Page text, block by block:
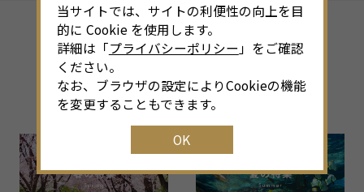
その他のシーズン特集
Back Number
当サイトでは、サイトの利便性の向上を目
的に Cookie を使用します。
詳細は「プライバシーポリシー 」をご確認
ください。
なお、ブラウザの設定によりCookieの機能
を変更することもできます。
OK